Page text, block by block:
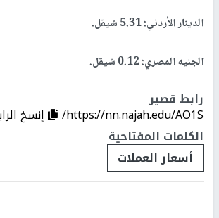
الدينار الأردني: 5.31 شيقل.
الجنيه المصري: 0.12 شيقل.
رابط قصير
https://nn.najah.edu/AO1S/
إنسخ
الكلمات المفتاحية
أسعار العملات